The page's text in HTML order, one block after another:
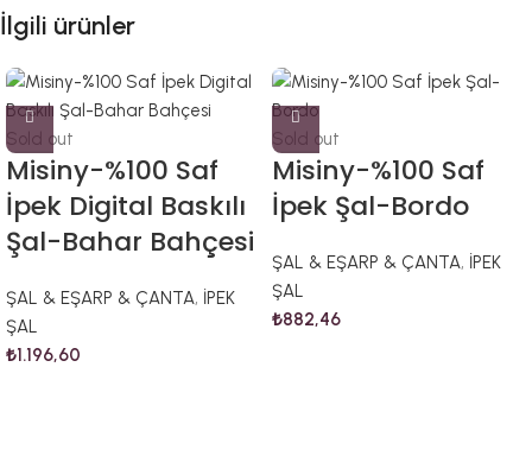
İlgili ürünler
Sold out
Misiny-%100 Saf
İpek Digital Baskılı
Şal-Bahar Bahçesi
ŞAL & EŞARP & ÇANTA, İPEK
ŞAL
₺1.196,60
Sold out
Misiny-%100 Saf
İpek Şal-Bordo
ŞAL & EŞARP & ÇANTA, İPEK
ŞAL
₺882,46